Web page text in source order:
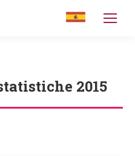
2015
You are here: